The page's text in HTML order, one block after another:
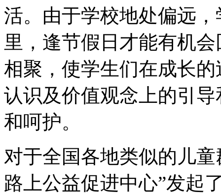
活。由于学校地处偏远
里，逢节假日才能有机
相聚，使学生们在成长
认识及价值观念上的引
和呵护。
对于全国各地类似的儿
路上公益促进中心”发起